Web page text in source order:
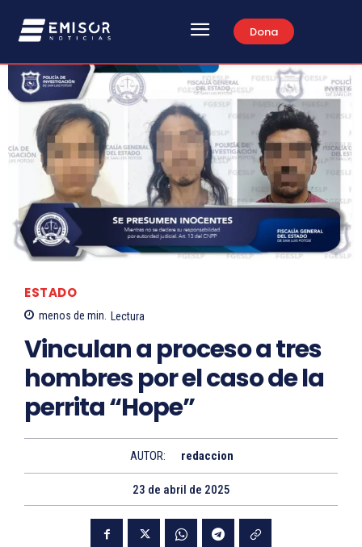
Dona
ESTADO
menos de min. Lectura
Vinculan a proceso a tres
hombres por el caso de la
perrita “Hope”
AUTOR: redaccion
23 de abril de 2025